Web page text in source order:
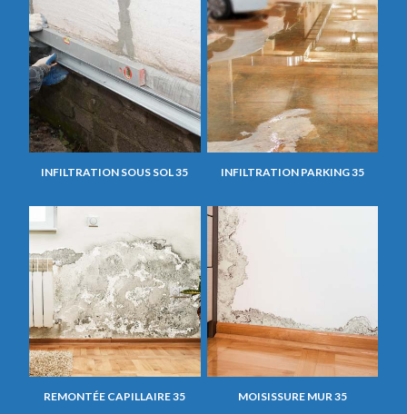
INFILTRATION SOUS SOL 35 INFILTRATION PARKING 35
REMONTÉE CAPILLAIRE 35 MOISISSURE MUR 35